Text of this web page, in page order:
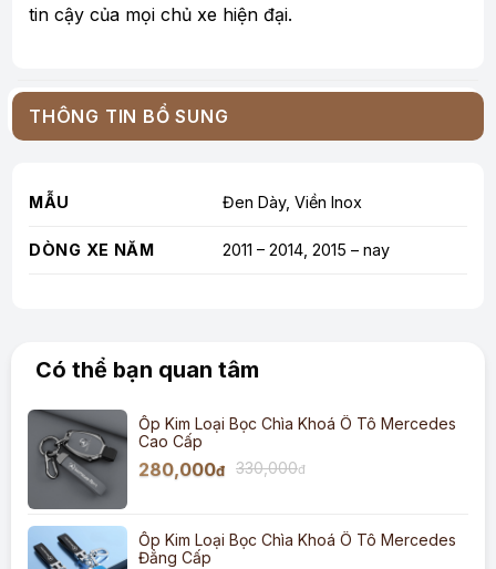
tin cậy của mọi chủ xe hiện đại.
THÔNG TIN BỔ SUNG
MẪU Đen Dày, Viền Inox
DÒNG XE NĂM 2011 – 2014, 2015 – nay
Có thể bạn quan tâm
Ốp Kim Loại Bọc Chìa Khoá Ô Tô Mercedes
Cao Cấp
280,000đ 330,000đ
Ốp Kim Loại Bọc Chìa Khoá Ô Tô Mercedes
Đẳng Cấp